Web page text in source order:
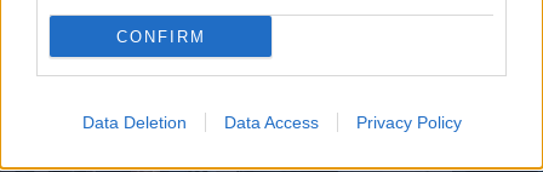
CONFIRM
Data Deletion Data Access Privacy Policy